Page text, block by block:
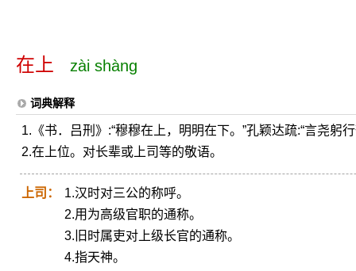
在上 zài shàng
词典解释
1.《书．吕刑》:“穆穆在上，明明在下。”孔颖达疏:“言尧躬
2.在上位。对长辈或上司等的敬语。
上司：
1.汉时对三公的称呼。
2.用为高级官职的通称。
3.旧时属吏对上级长官的通称。
4.指天神。